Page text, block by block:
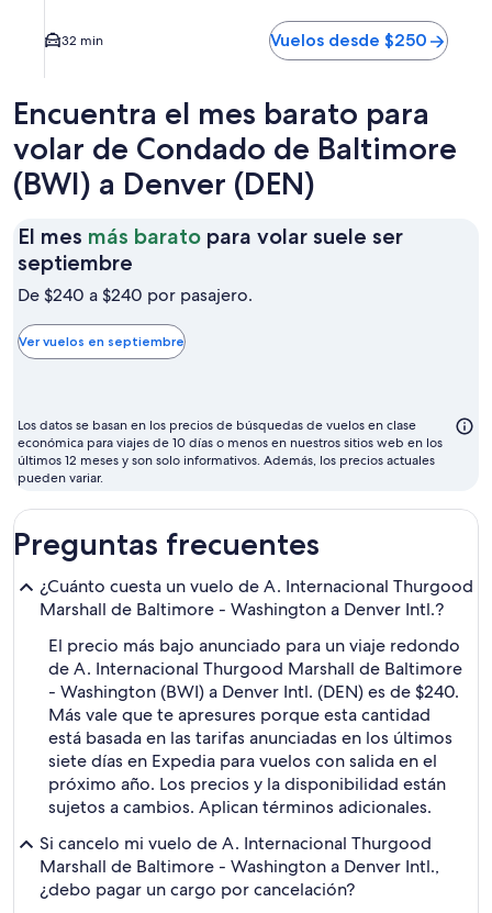
32 min Vuelos desde $250
Encuentra el mes barato para
volar de Condado de Baltimore
(BWI) a Denver (DEN)
El mes más barato para volar suele ser
septiembre
mes
barato
para
suele
ser
septiembre
De $240 a $240 por pasajero.
Ver vuelos en septiembre
Los datos se basan en los precios de búsquedas de vuelos en clase
económica para viajes de 10 días o menos en nuestros sitios web en los
últimos 12 meses y son solo informativos. Además, los precios actuales
pueden variar.
Preguntas frecuentes
¿Cuánto cuesta un vuelo de A. Internacional Thurgood
Marshall de Baltimore - Washington a Denver Intl.?
El precio más bajo anunciado para un viaje redondo
de A. Internacional Thurgood Marshall de Baltimore
- Washington (BWI) a Denver Intl. (DEN) es de $240.
Más vale que te apresures porque esta cantidad
está basada en las tarifas anunciadas en los últimos
siete días en Expedia para vuelos con salida en el
próximo año. Los precios y la disponibilidad están
sujetos a cambios. Aplican términos adicionales.
Si cancelo mi vuelo de A. Internacional Thurgood
Marshall de Baltimore - Washington a Denver Intl.,
¿debo pagar un cargo por cancelación?